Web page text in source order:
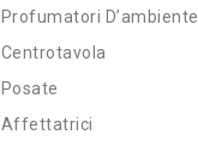
Profumatori D’ambiente
Centrotavola
Posate
Affettatrici